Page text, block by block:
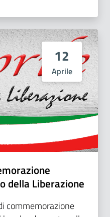
12
Aprile
della Liberazione
commemorazione